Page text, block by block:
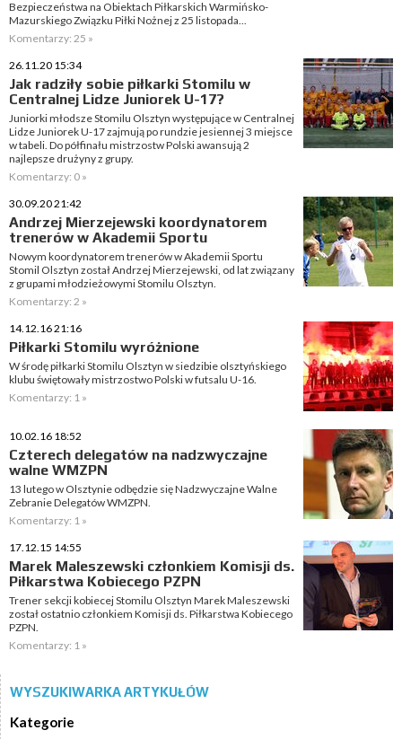
Bezpieczeństwa na Obiektach Piłkarskich Warmińsko-
Mazurskiego Związku Piłki Nożnej z 25 listopada...
Komentarzy: 25 »
26.11.20 15:34
Jak radziły sobie piłkarki Stomilu w
Centralnej Lidze Juniorek U-17?
Juniorki młodsze Stomilu Olsztyn występujące w Centralnej
Lidze Juniorek U-17 zajmują po rundzie jesiennej 3 miejsce
w tabeli. Do półfinału mistrzostw Polski awansują 2
najlepsze drużyny z grupy.
Komentarzy: 0 »
30.09.20 21:42
Andrzej Mierzejewski koordynatorem
trenerów w Akademii Sportu
Nowym koordynatorem trenerów w Akademii Sportu
Stomil Olsztyn został Andrzej Mierzejewski, od lat związany
z grupami młodzieżowymi Stomilu Olsztyn.
Komentarzy: 2 »
14.12.16 21:16
Piłkarki Stomilu wyróżnione
W środę piłkarki Stomilu Olsztyn w siedzibie olsztyńskiego
klubu świętowały mistrzostwo Polski w futsalu U-16.
Komentarzy: 1 »
10.02.16 18:52
Czterech delegatów na nadzwyczajne
walne WMZPN
13 lutego w Olsztynie odbędzie się Nadzwyczajne Walne
Zebranie Delegatów WMZPN.
Komentarzy: 1 »
17.12.15 14:55
Marek Maleszewski członkiem Komisji ds.
Piłkarstwa Kobiecego PZPN
Trener sekcji kobiecej Stomilu Olsztyn Marek Maleszewski
został ostatnio członkiem Komisji ds. Piłkarstwa Kobiecego
PZPN.
Komentarzy: 1 »
WYSZUKIWARKA ARTYKUŁÓW
Kategorie